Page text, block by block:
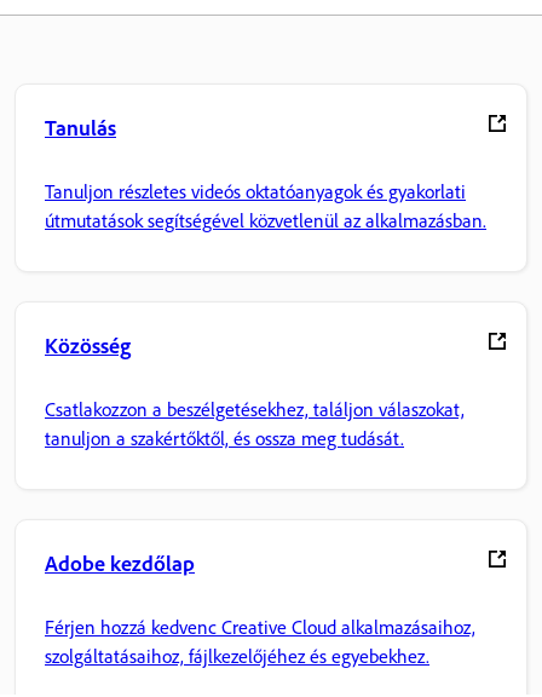
Tanulás
Tanuljon részletes videós oktatóanyagok és gyakorlati
útmutatások segítségével közvetlenül az alkalmazásban.
Közösség
Csatlakozzon a beszélgetésekhez, találjon válaszokat,
tanuljon a szakértőktől, és ossza meg tudását.
Adobe kezdőlap
Férjen hozzá kedvenc Creative Cloud alkalmazásaihoz,
szolgáltatásaihoz, fájlkezelőjéhez és egyebekhez.